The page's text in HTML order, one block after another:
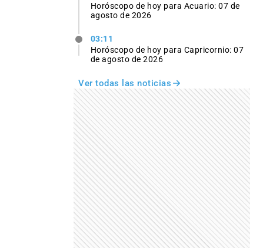
Horóscopo de hoy para Acuario: 07 de
agosto de 2026
03:11
Horóscopo de hoy para Capricornio: 07
de agosto de 2026
Ver todas las noticias